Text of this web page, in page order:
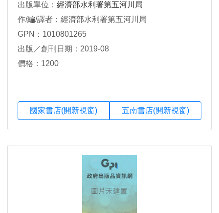
出版單位： 經濟部水利署第五河川局
作/編/譯者：經濟部水利署第五河川局
GPN：1010801265
出版／創刊日期：2019-08
價格：1200
國家書店(開新視窗) 五南書店(開新視窗)